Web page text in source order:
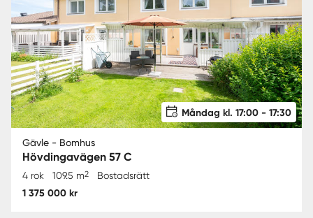
Måndag kl. 17:00 - 17:30
Gävle - Bomhus
Hövdingavägen 57 C
4 rok 109.5 m2 Bostadsrätt
1 375 000 kr